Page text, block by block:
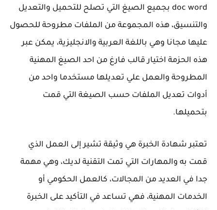
doc word بجميع الصيغ التي تصلح للتحميل والتعديل
والتنسيق، هذه المجموعة من الملفات مطروحة للحصول
عليها مجانا وهي باللغة العربية والانجليزية، يمكن عبر
هذه الحزمة اختيار قالب فارغ من احد الصيغ المهنية
المطروحة والعمل علي تعديلها مستخدما واحد من
أدوات تعديل الملفات حسب الصيغة التي قمت
بتحميلها.
تعتبر شهادة الخبرة هي وثيقة تشير إلى العمل الذي
قمت به والمهارات التي تمت التقنية لديك، وهي مهمة
جدا في العديد من المجالات، كالعمل الحكومي أو
الخدمات المهنية، فهي تساعد في التأكيد على الخبرة